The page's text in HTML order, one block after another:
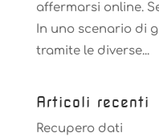
affermarsi online.
In uno scenario di
tramite le diverse...
Articoli recenti
Recupero dati